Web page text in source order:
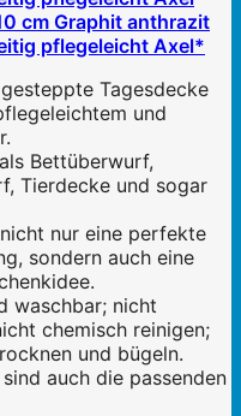
cm Graphit anthrazit
pflegeleicht Axel*
Tagesdecke
und
Bettüberwurf,
Tierdecke und sogar
nur eine perfekte
sondern auch eine
waschbar; nicht
chemisch reinigen;
und bügeln.
auch die passenden